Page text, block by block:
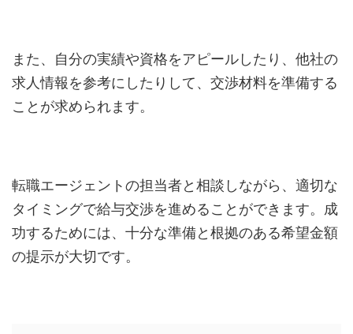
また、自分の実績や資格をアピールしたり、他社の
求人情報を参考にしたりして、交渉材料を準備する
ことが求められます。
転職エージェントの担当者と相談しながら、適切な
タイミングで給与交渉を進めることができます。成
功するためには、十分な準備と根拠のある希望金額
の提示が大切です。